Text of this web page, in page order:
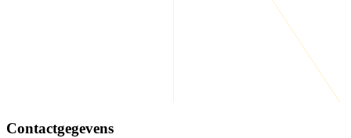
Contactgegevens